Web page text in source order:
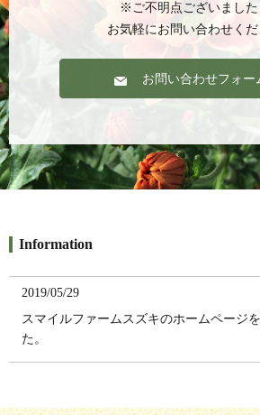
※ご不明点ございました
お気軽にお問い合わせくだ
お問い合わせフォー
Information
2019/05/29
スマイルファームスズキのホームページ
た。